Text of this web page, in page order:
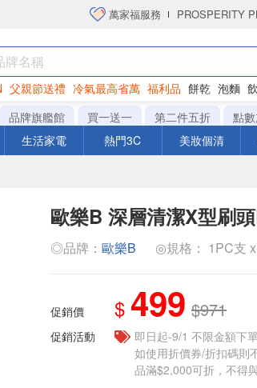
萬家福服務 PROSPERITY
父親節送禮 冷氣最高省萬 福利品 餅乾 泡麵
紙
品牌旗艦館 買一送一 第二件五折 點
生活家電 熱門3C 美妝個清
歐樂B 深層清潔X型刷
◎品牌： 歐樂B ◎規格： 1PC支
促銷價 $ 499 $971
促銷活動
即日起-9/1 不限金額下
如使用折價券/折扣碼則
品滿$2,000可折，不得